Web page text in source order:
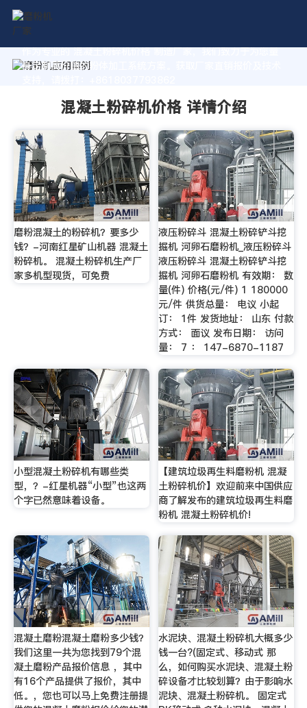
作为专业的 混凝土粉碎机价格 制造厂家，我们致力于为您量
身定制高价值的粉体加工系统方案。获取厂家直销报价及技术
混凝土粉碎机价格 详情介绍
磨粉混凝土的粉碎机？要多少
钱？-河南红星矿山机器 混凝土
粉碎机。 混凝土粉碎机生产厂
家多机型现货，可免费
液压粉碎斗 混凝土粉碎铲斗挖
掘机 河卵石磨粉机_液压粉碎斗
液压粉碎斗 混凝土粉碎铲斗挖
掘机 河卵石磨粉机 有效期： 数
量(件) 价格(元/件) 1 180000
元/件 供货总量： 电议 小起
订： 1件 发货地址： 山东 付款
方式： 面议 发布日期： 访问
量： 7 ： 147-6870-1187
小型混凝土粉碎机有哪些类
型，？-红星机器“小型”也这两
个字已然意味着设备。
【建筑垃圾再生料磨粉机 混凝
土粉碎机价】欢迎前来中国供应
商了解发布的建筑垃圾再生料磨
粉机 混凝土粉碎机价!
混凝土磨粉混凝土磨粉多少钱？
我们这里一共为您找到79个混
凝土磨粉产品报价信息 ，其中
有16个产品提供了报价，其中
低。，您也可以马上免费注册提
水泥块、混凝土粉碎机大概多少
钱一台?(固定式、移动式 那
么，如何购买水泥块、混凝土粉
碎设备才比较划算？由于影响水
泥块、混凝土粉碎机。 固定式